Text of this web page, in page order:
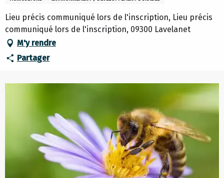
Lieu précis communiqué lors de l'inscription, Lieu précis
communiqué lors de l'inscription, 09300 Lavelanet
M'y rendre
Partager